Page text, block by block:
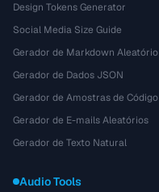
Design Tokens Generator
Social Media Size Guide
Gerador de Markdown Aleatório
Gerador de Dados JSON
Gerador de Amostras de Código
Gerador de E-mails Aleatórios
Gerador de Texto Natural
Audio Tools